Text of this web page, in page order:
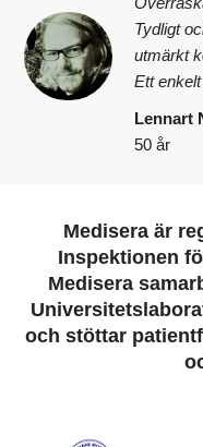
Tydligt
utmärkt
Ett
Lennart
50 år
Medisera är
Inspektionen
Medisera
och stöttar